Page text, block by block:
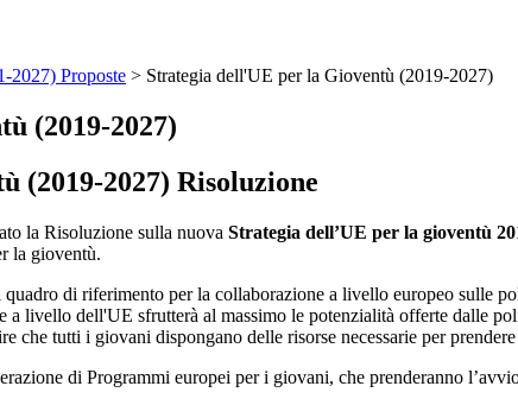
2027) Proposte > Strategia dell'UE per la Gioventù (2019-2027)
(2019-2027)
(2019-2027) Risoluzione
la Risoluzione sulla nuova Strategia dell’UE per la gioventù
la gioventù.
quadro di riferimento per la collaborazione a livello europeo sulle
a livello dell'UE sfrutterà al massimo le potenzialità offerte dalle
che tutti i giovani dispongano delle risorse necessarie per
di Programmi europei per i giovani, che prenderanno